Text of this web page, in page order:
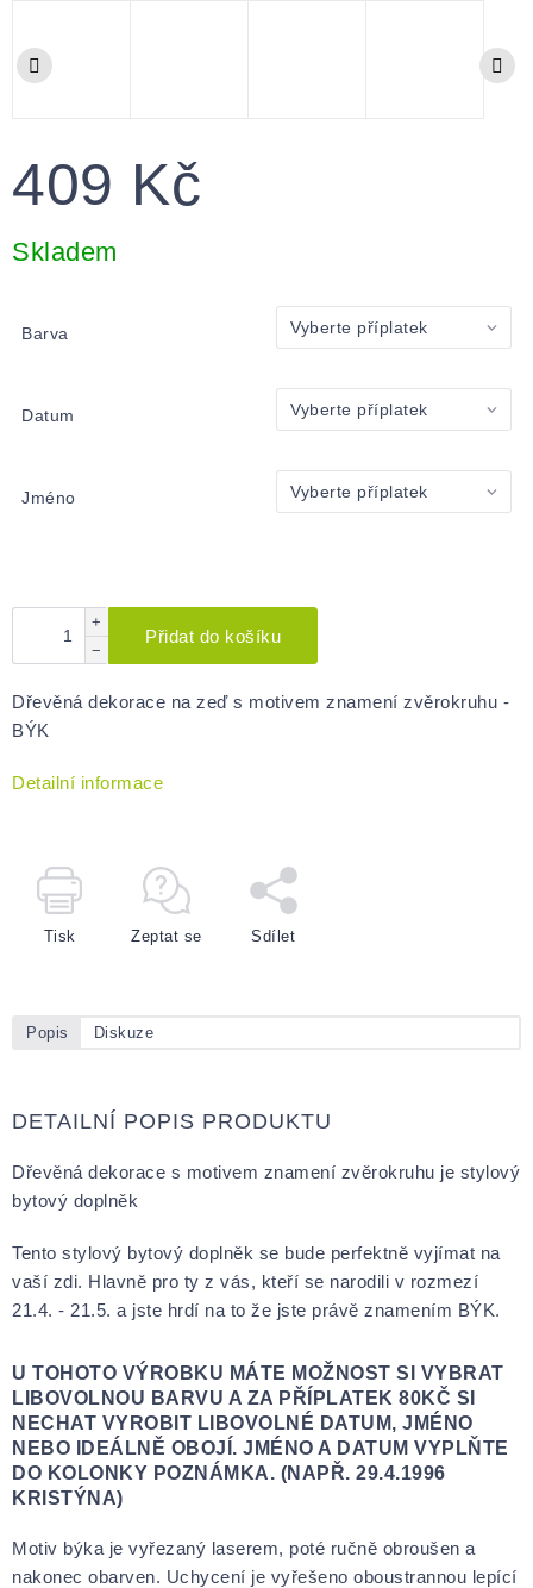
409 Kč
cena:
Skladem
Barva
Datum
Jméno
+
−
Přidat do košíku
Dřevěná dekorace na zeď s motivem znamení zvěrokruhu -
BÝK
Detailní informace
Tisk Zeptat se Sdílet
Popis Diskuze
DETAILNÍ POPIS PRODUKTU
Dřevěná dekorace s motivem znamení zvěrokruhu je stylový
bytový doplněk
Tento stylový bytový doplněk se bude perfektně vyjímat na
vaší zdi. Hlavně pro ty z vás, kteří se narodili v rozmezí
21.4. - 21.5. a jste hrdí na to že jste právě znamením BÝK.
U TOHOTO VÝROBKU MÁTE MOŽNOST SI VYBRAT
LIBOVOLNOU BARVU A ZA PŘÍPLATEK 80KČ SI
NECHAT VYROBIT LIBOVOLNÉ DATUM, JMÉNO
NEBO IDEÁLNĚ OBOJÍ. JMÉNO A DATUM VYPLŇTE
DO KOLONKY POZNÁMKA. (NAPŘ. 29.4.1996
KRISTÝNA)
Motiv býka je vyřezaný laserem, poté ručně obroušen a
nakonec obarven. Uchycení je vyřešeno oboustrannou lepící